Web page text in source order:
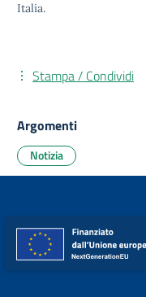
Italia.
Stampa / Condividi
Argomenti
Notizia